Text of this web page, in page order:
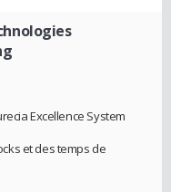
Excellence System
et des temps de